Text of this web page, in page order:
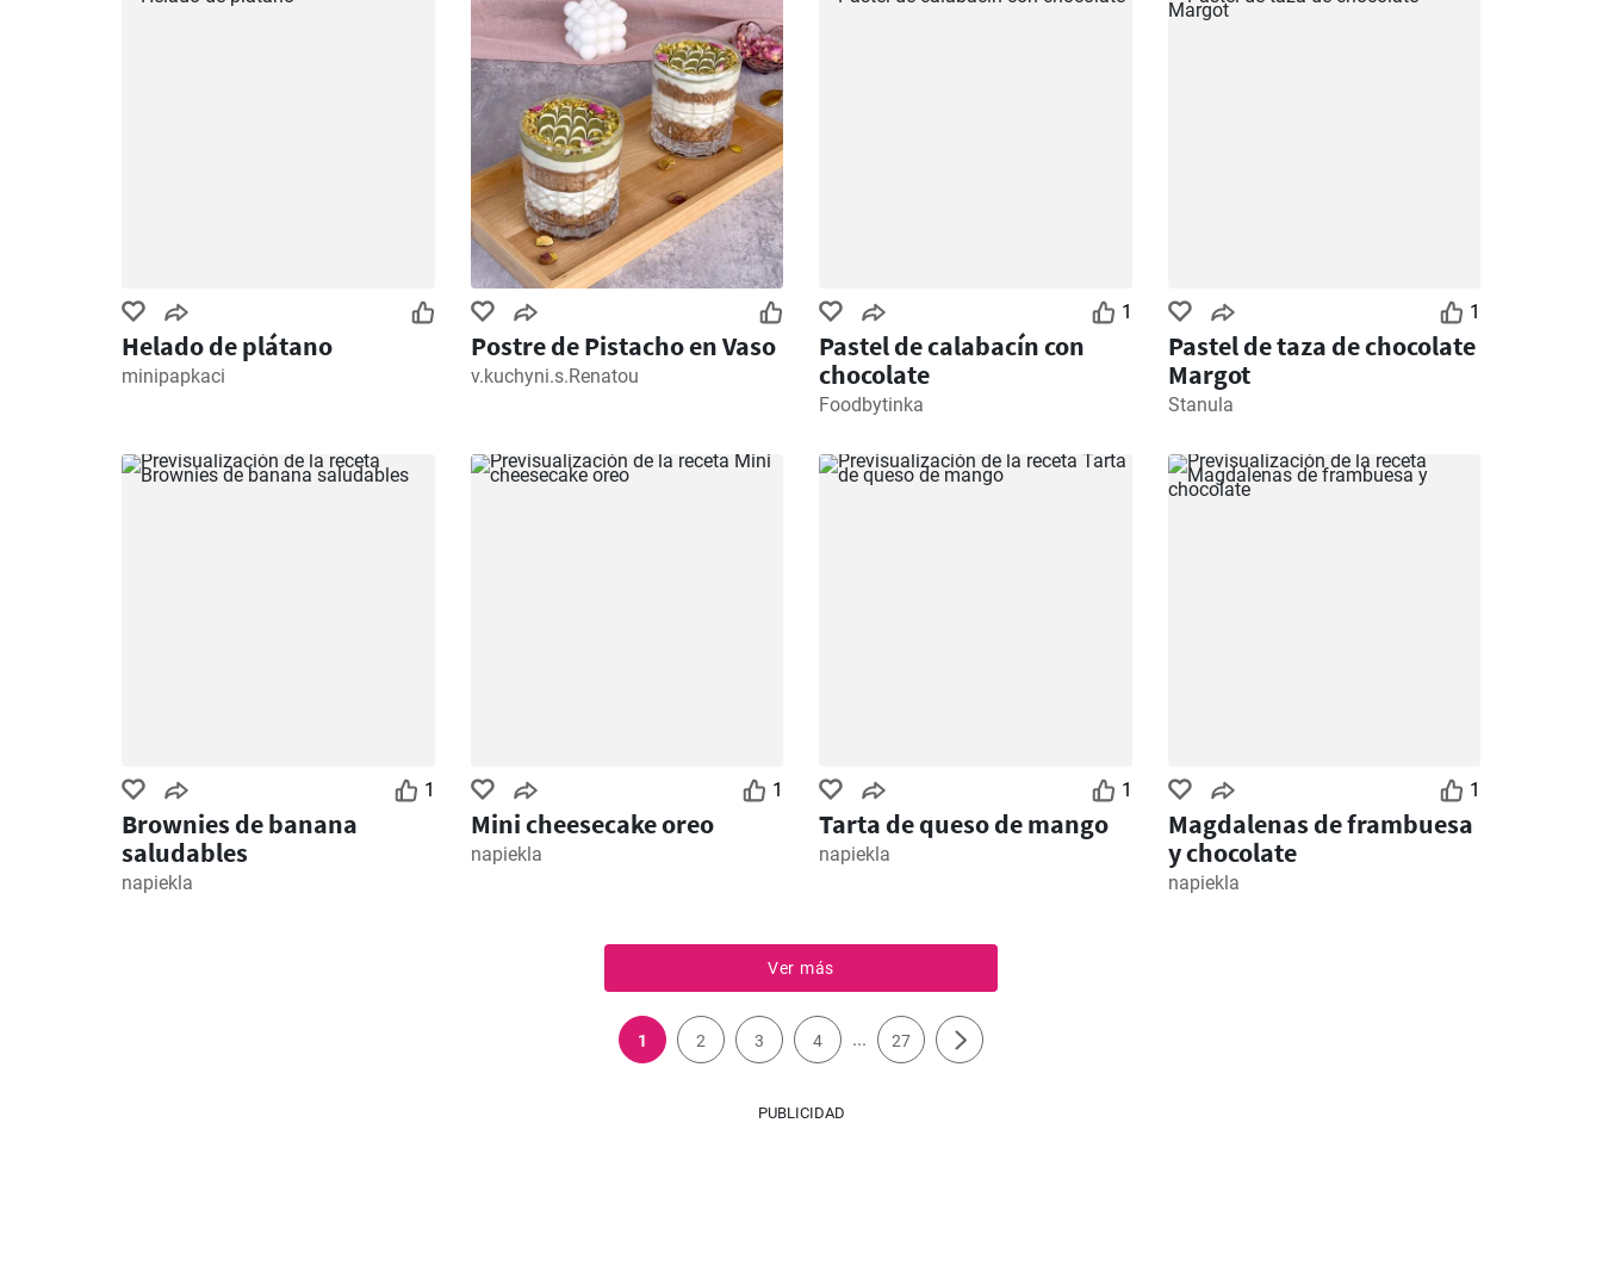
Helado de plátano
minipapkaci
Postre de Pistacho en Vaso
v.kuchyni.s.Renatou
1
Pastel de calabacín con
chocolate
Foodbytinka
1
Pastel de taza de chocolate
Margot
Stanula
1
Brownies de banana
saludables
napiekla
1
Mini cheesecake oreo
napiekla
1
Tarta de queso de mango
napiekla
1
Magdalenas de frambuesa
y chocolate
napiekla
Ver más
1 2 3 4 ... 27
PUBLICIDAD